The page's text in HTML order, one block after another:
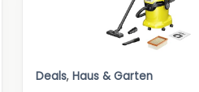
Deals, Haus & Garten